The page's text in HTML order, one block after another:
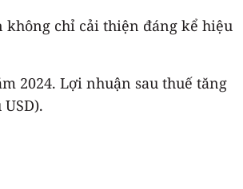
chỉ cải thiện đáng kể hiệu
2024. Lợi nhuận sau thuế tăng